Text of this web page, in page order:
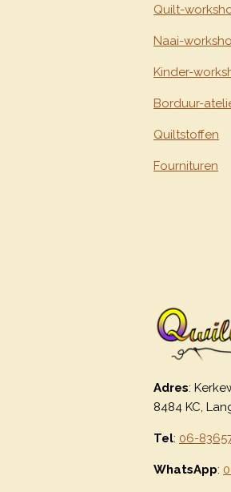
Quilt-
Naai-
Kinder-
Borduur-
Quiltstoffen
Fournituren
Adres:
8484 KC,
Tel: 06-
WhatsApp: